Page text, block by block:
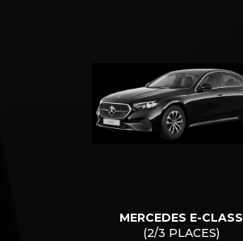
MERCEDES E-CLASS
(2/3 PLACES)